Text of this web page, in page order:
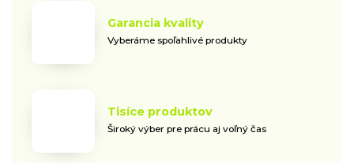
Garancia kvality
Vyberáme spoľahlivé produkty
Tisíce produktov
Široký výber pre prácu aj voľný čas